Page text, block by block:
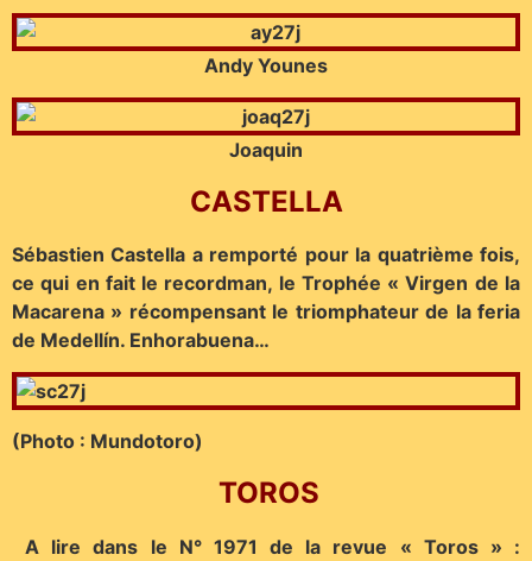
Andy Younes
Joaquin
CASTELLA
Sébastien Castella a remporté pour la quatrième fois,
ce qui en fait le recordman, le Trophée « Virgen de la
Macarena » récompensant le triomphateur de la feria
de Medellín. Enhorabuena…
(Photo : Mundotoro)
TOROS
A lire dans le N° 1971 de la revue « Toros » :